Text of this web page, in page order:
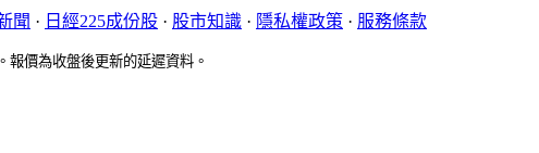
聞 · 日經225成份股 · 股市知識 · 隱私權政策 · 服務條款
報價為收盤後更新的延遲資料。